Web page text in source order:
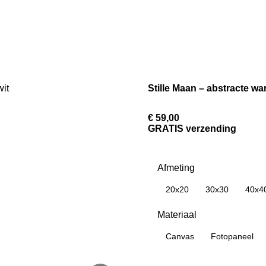
Stille Maan – abstracte
€ 59,00
GRATIS verzending
Afmeting
20x20 30x30
Materiaal
Canvas Fotopaneel